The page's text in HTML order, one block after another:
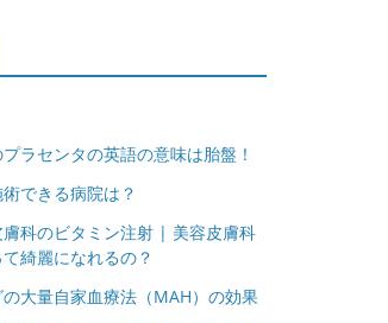
ラセンタの英語の意味は胎盤！
できる病院は？
科のビタミン注射 | 美容皮膚科
綺麗になれるの？
大量自家血療法（MAH）の効果